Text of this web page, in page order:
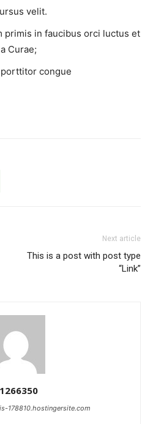
velit.
primis in faucibus orci luctus et
Curae;
congue
Next article
This is a post with post type
“Link”
178810.hostingersite.com